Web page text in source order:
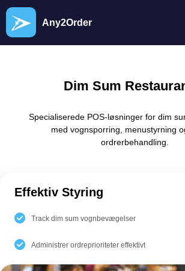
Any2Order
Dim Sum
Specialiserede POS-løsninger for dim
med vognsporring, menustyrning
ordrerbehandling.
Effektiv Styring
Track dim sum vognbevægelser
Administrer ordreprioriteter effektivt